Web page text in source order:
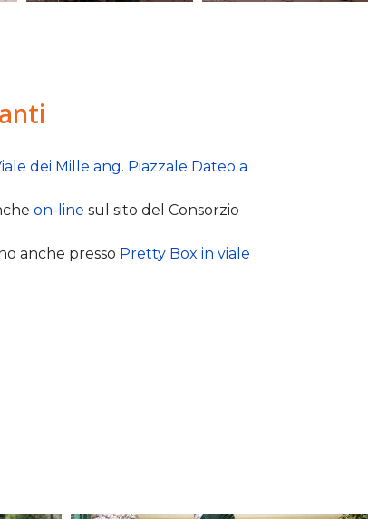
dei Mille ang. Piazzale Dateo a
on-line sul sito del Consorzio
anche presso Pretty Box in viale